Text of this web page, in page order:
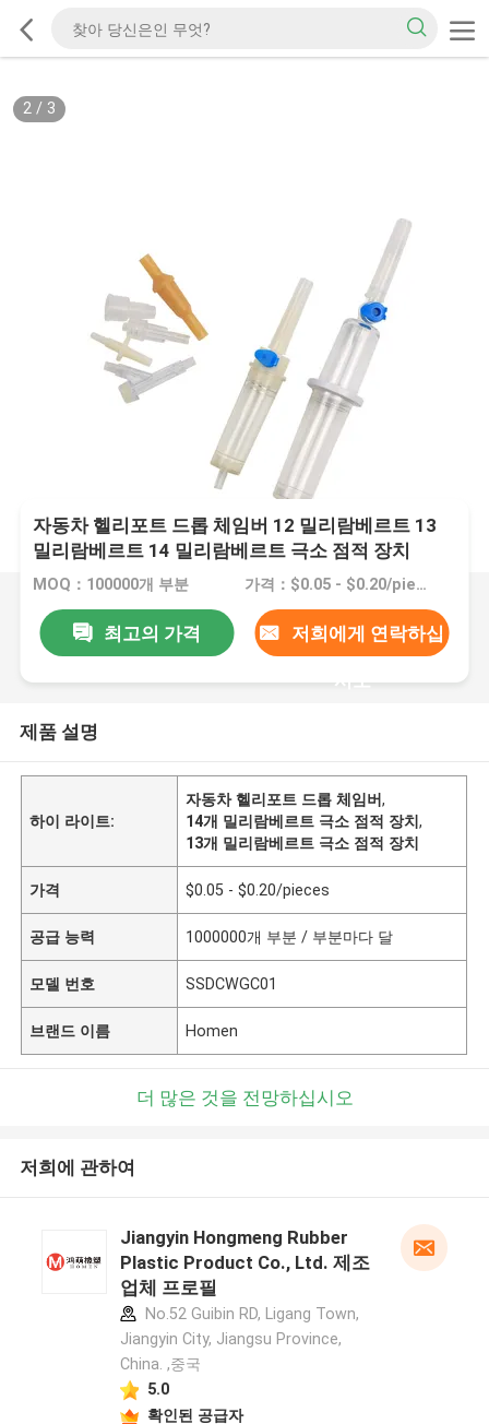
2/ 3
자동차 헬리포트 드롭 체임버 12 밀리람베르트 13
밀리람베르트 14 밀리람베르트 극소 점적 장치
MOQ：100000개 부분 가격：$0.05 - $0.20/pieces
최고의 가격 저희에게 연락하십
시오
제품 설명
하이 라이트:
자동차 헬리포트 드롭 체임버,
14개 밀리람베르트 극소 점적 장치,
13개 밀리람베르트 극소 점적 장치
가격 $0.05 - $0.20/pieces
공급 능력 1000000개 부분 / 부분마다 달
모델 번호 SSDCWGC01
브랜드 이름 Homen
더 많은 것을 전망하십시오
저희에 관하여
Jiangyin Hongmeng Rubber
Plastic Product Co., Ltd. 제조
업체 프로필
No.52 Guibin RD, Ligang Town,
Jiangyin City, Jiangsu Province,
China. ,중국
5.0
확인된 공급자